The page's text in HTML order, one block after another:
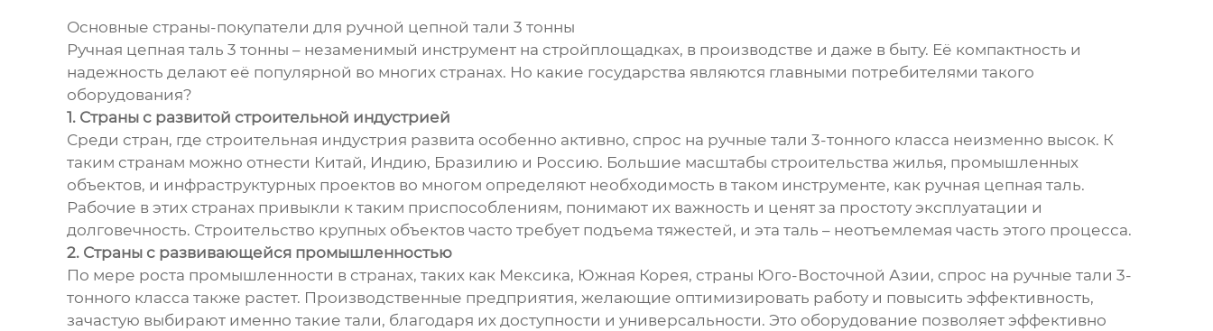
Основные страны-покупатели для ручной цепной тали 3 тонны
Ручная цепная таль 3 тонны – незаменимый инструмент на стройплощадках, в производстве и даже в быту. Её компактность и
надежность делают её популярной во многих странах. Но какие государства являются главными потребителями такого
оборудования?
1. Страны с развитой строительной индустрией
Среди стран, где строительная индустрия развита особенно активно, спрос на ручные тали 3-тонного класса неизменно высок. К
таким странам можно отнести Китай, Индию, Бразилию и Россию. Большие масштабы строительства жилья, промышленных
объектов, и инфраструктурных проектов во многом определяют необходимость в таком инструменте, как ручная цепная таль.
Рабочие в этих странах привыкли к таким приспособлениям, понимают их важность и ценят за простоту эксплуатации и
долговечность. Строительство крупных объектов часто требует подъема тяжестей, и эта таль – неотъемлемая часть этого процесса.
2. Страны с развивающейся промышленностью
По мере роста промышленности в странах, таких как Мексика, Южная Корея, страны Юго-Восточной Азии, спрос на ручные тали 3-
тонного класса также растет. Производственные предприятия, желающие оптимизировать работу и повысить эффективность,
зачастую выбирают именно такие тали, благодаря их доступности и универсальности. Это оборудование позволяет эффективно